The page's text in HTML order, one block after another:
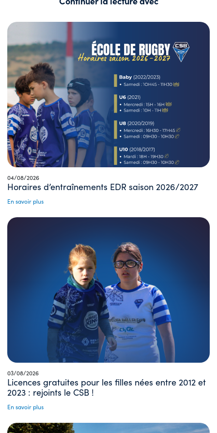
04/08/2026
Horaires d’entraînements EDR saison 2026/2027
En savoir plus
03/08/2026
Licences gratuites pour les filles nées entre 2012 et
2023 : rejoints le CSB !
En savoir plus